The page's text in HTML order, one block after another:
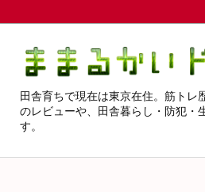
田舎育ちで現在は東京在住。筋トレ
のレビューや、田舎暮らし・防犯・
す。